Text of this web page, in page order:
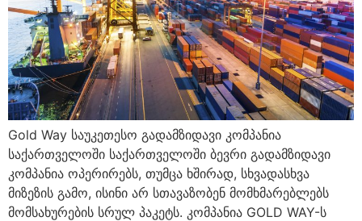
Gold Way საუკეთესო გადამზიდავი კომპანია
საქართველოში საქართველოში ბევრი გადამზიდავი
კომპანია ოპერირებს, თუმცა ხშირად, სხვადასხვა
მიზეზის გამო, ისინი არ სთავაზობენ მომხმარებლებს
მომსახურების სრულ პაკეტს. კომპანია GOLD WAY-ს